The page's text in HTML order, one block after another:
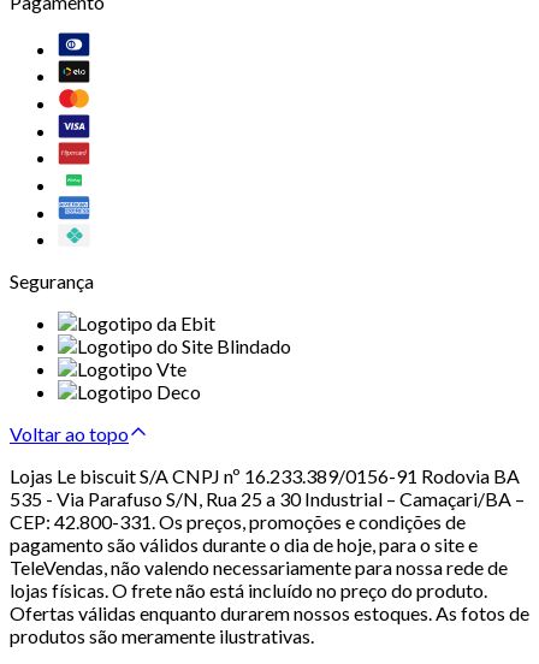
Segurança
Voltar ao topo
Lojas Le biscuit S/A CNPJ nº 16.233.389/0156-91 Rodovia BA
535 - Via Parafuso S/N, Rua 25 a 30 Industrial – Camaçari/BA –
CEP: 42.800-331. Os preços, promoções e condições de
pagamento são válidos durante o dia de hoje, para o site e
TeleVendas, não valendo necessariamente para nossa rede de
lojas físicas. O frete não está incluído no preço do produto.
Ofertas válidas enquanto durarem nossos estoques. As fotos de
produtos são meramente ilustrativas.